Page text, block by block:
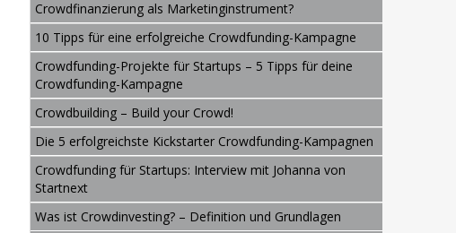
Crowdfinanzierung als Marketinginstrument?
10 Tipps für eine erfolgreiche Crowdfunding-Kampagne
Crowdfunding-Projekte für Startups – 5 Tipps für deine
Crowdfunding-Kampagne
Crowdbuilding – Build your Crowd!
Die 5 erfolgreichste Kickstarter Crowdfunding-Kampagnen
Crowdfunding für Startups: Interview mit Johanna von
Startnext
Was ist Crowdinvesting? – Definition und Grundlagen